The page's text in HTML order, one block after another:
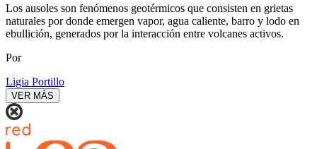
Los ausoles son fenómenos geotérmicos que consisten en grietas
naturales por donde emergen vapor, agua caliente, barro y lodo en
ebullición, generados por la interacción entre volcanes activos.
Por
Ligia Portillo
VER MÁS